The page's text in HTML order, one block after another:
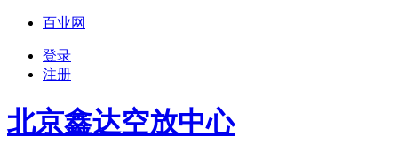
百业网
登录
注册
北京鑫达空放中心